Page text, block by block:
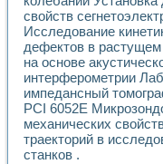
свойств
Исследование
дефектов в
на основе
интерферометрии
импедансный
PCI 6052E
механических
траекторий в
станков .